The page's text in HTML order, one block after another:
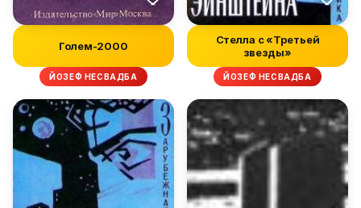
Голем-2000
ЙОЗЕФ НЕСВАДБА
Стелла с «Третьей
звезды»
ЙОЗЕФ НЕСВАДБА